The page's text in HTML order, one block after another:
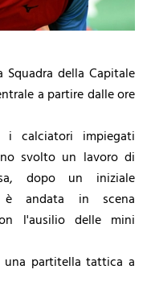
della Capitale
a partire dalle ore
calciatori impiegati
svolto un lavoro di
dopo un iniziale
è andata in scena
l'ausilio delle mini
partitella tattica a